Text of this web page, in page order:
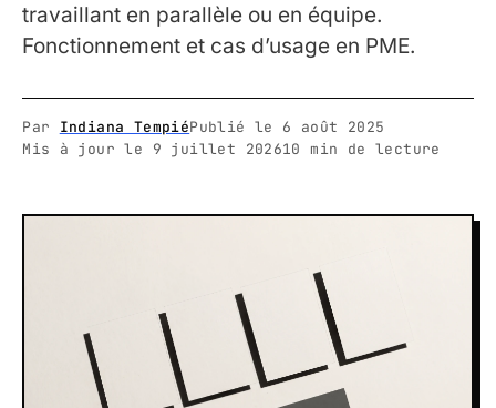
travaillant en parallèle ou en équipe.
Fonctionnement et cas d’usage en PME.
Par Indiana TempiéPublié le 6 août 2025
Mis à jour le 9 juillet 202610 min de lecture